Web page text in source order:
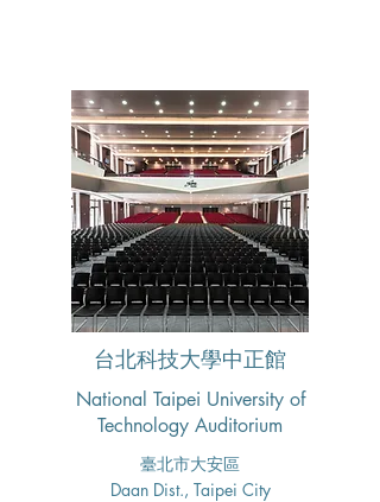
台北科技大學中正館
National Taipei University of
Technology Auditorium
臺北市大安區
Daan Dist., Taipei City